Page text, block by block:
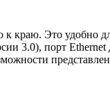
Это удобно
3.0), порт